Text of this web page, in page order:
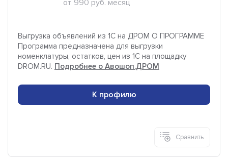
от 990 руб. месяц
Выгрузка объявлений из 1С на ДРОМ О ПРОГРАММЕ
Программа предназначена для выгрузки
номенклатуры, остатков, цен из 1С на площадку
DROM.RU. Подробнее о Авошоп.ДРОМ
К профилю
Сравнить